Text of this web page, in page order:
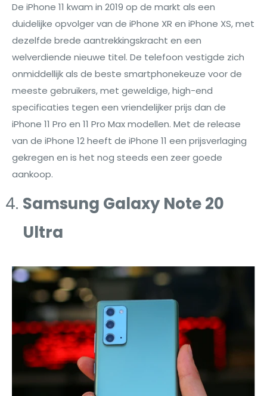
De iPhone 11 kwam in 2019 op de markt als een
duidelijke opvolger van de iPhone XR en iPhone XS, met
dezelfde brede aantrekkingskracht en een
welverdiende nieuwe titel. De telefoon vestigde zich
onmiddellijk als de beste smartphonekeuze voor de
meeste gebruikers, met geweldige, high-end
specificaties tegen een vriendelijker prijs dan de
iPhone 11 Pro en 11 Pro Max modellen. Met de release
van de iPhone 12 heeft de iPhone 11 een prijsverlaging
gekregen en is het nog steeds een zeer goede
aankoop.
Samsung Galaxy Note 20
Ultra